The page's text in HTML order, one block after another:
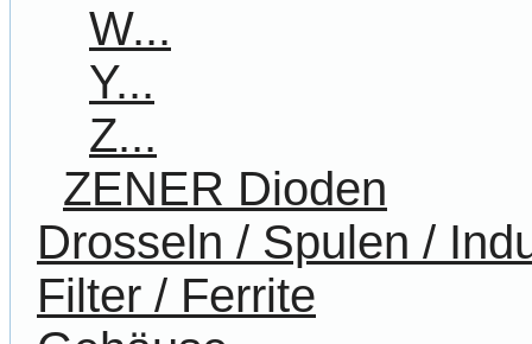
W...
Y...
Z...
ZENER Dioden
Drosseln / Spulen /
Filter / Ferrite